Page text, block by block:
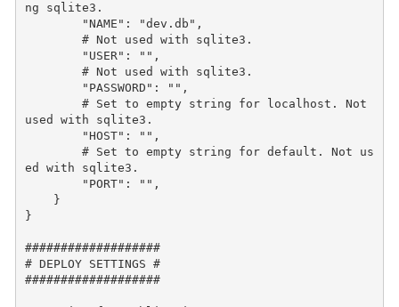
ng sqlite3.
"NAME" : "dev.db" ,
# Not used with sqlite3.
"USER" : "" ,
# Not used with sqlite3.
"PASSWORD" : "" ,
# Set to empty string for localhost. Not
used with sqlite3.
"HOST" : "" ,
# Set to empty string for default. Not us
ed with sqlite3.
"PORT" : "" ,
}
}
###################
# DEPLOY SETTINGS #
###################